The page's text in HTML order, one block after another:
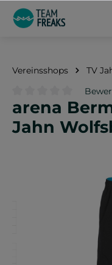
springen
Vereinsshops TV
Durchschnittliche
arena
Jahn